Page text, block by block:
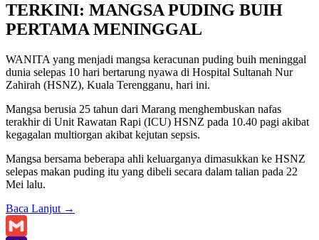
TERKINI: MANGSA PUDING BUIH
PERTAMA MENINGGAL
WANITA yang menjadi mangsa keracunan puding buih meninggal
dunia selepas 10 hari bertarung nyawa di Hospital Sultanah Nur
Zahirah (HSNZ), Kuala Terengganu, hari ini.
Mangsa berusia 25 tahun dari Marang menghembuskan nafas
terakhir di Unit Rawatan Rapi (ICU) HSNZ pada 10.40 pagi akibat
kegagalan multiorgan akibat kejutan sepsis.
Mangsa bersama beberapa ahli keluarganya dimasukkan ke HSNZ
selepas makan puding itu yang dibeli secara dalam talian pada 22
Mei lalu.
Baca Lanjut →